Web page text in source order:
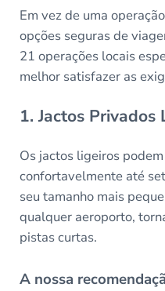
Em vez de uma
opções seguras de
21 operações locais
melhor satisfazer as
1. Jactos Privados
Os jactos ligeiros
confortavelmente até
seu tamanho mais
qualquer aeroporto,
pistas curtas.
A nossa